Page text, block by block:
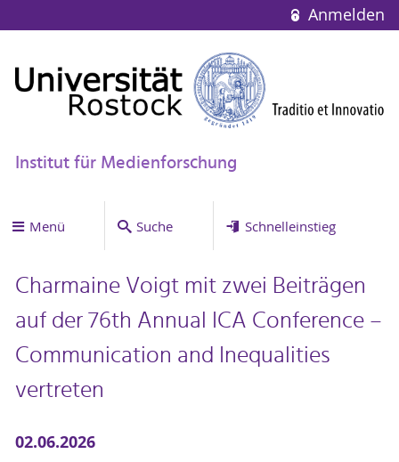
Anmelden
Institut für Medienforschung
Menü Suche Schnelleinstieg
Charmaine Voigt mit zwei Beiträgen
auf der 76th Annual ICA Conference –
Communication and Inequalities
vertreten
02.06.2026